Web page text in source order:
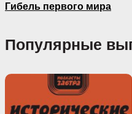
Гибель первого мира
Популярные